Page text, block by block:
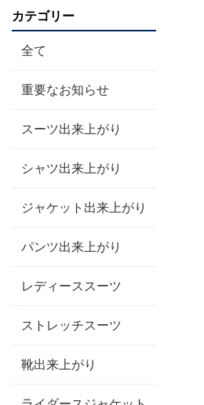
カテゴリー
全て
重要なお知らせ
スーツ出来上がり
シャツ出来上がり
ジャケット出来上がり
パンツ出来上がり
レディーススーツ
ストレッチスーツ
靴出来上がり